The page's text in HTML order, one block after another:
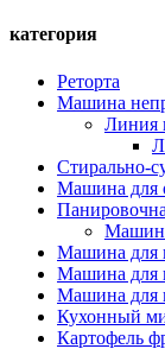
категория
Реторта
Машина
Линия
Стирально-
Машина для
Машина для
Машина для
Машина для
Кухонный
Картофель